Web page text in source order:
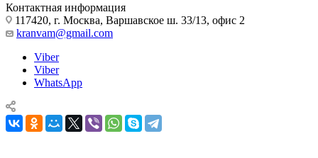
Контактная информация
117420, г. Москва, Варшавское ш. 33/13, офис 2
kranvam@gmail.com
Viber
Viber
WhatsApp